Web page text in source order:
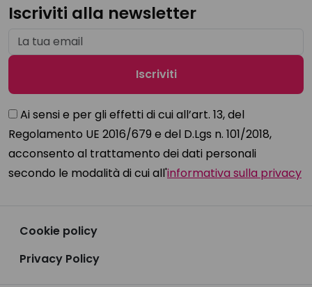
Iscriviti alla newsletter
Ai sensi e per gli effetti di cui all’art. 13, del
Regolamento UE 2016/679 e del D.Lgs n. 101/2018,
acconsento al trattamento dei dati personali
secondo le modalità di cui all'informativa sulla privacy
Cookie policy
Privacy Policy